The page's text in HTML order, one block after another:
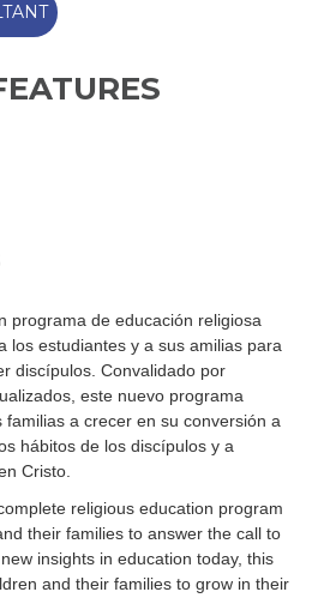
programa de educación religiosa
los estudiantes y a sus amilias para
discípulos. Convalidado por
este nuevo programa
familias a crecer en su conversión a
hábitos de los discípulos y a
Cristo.
religious education program
their families to answer the call to
insights in education today, this
and their families to grow in their